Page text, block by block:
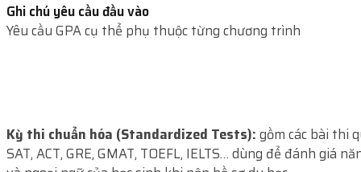
Kỳ thi chuẩn hóa (Standardized Tests): gồm các bài thi
SAT, ACT, GRE, GMAT, TOEFL, IELTS… dùng để đánh giá
Ghi chú yêu cầu đầu vào
Yêu cầu GPA cụ thể phụ thuộc từng chương trình